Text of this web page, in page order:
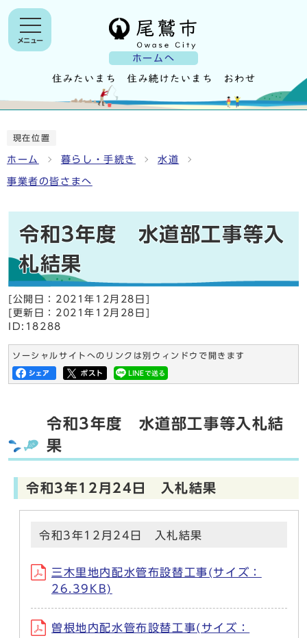
ホームへ
メニュー
現在位置
ホーム 暮らし・手続き 水道
事業者の皆さまへ
令和3年度 水道部工事等入
札結果
[公開日： 2021年12月28日
[更新日： 2021年12月28日
ID:18288
ソーシャルサイトへのリンクは別ウィンドウで開きます
令和3年度 水道部工事等入札結
果
令和3年12月24日 入札結果
令和3年12月24日 入札結果
三木里地内配水管布設替工事(サイズ：
26.39KB)
曽根地内配水管布設替工事(サイズ：